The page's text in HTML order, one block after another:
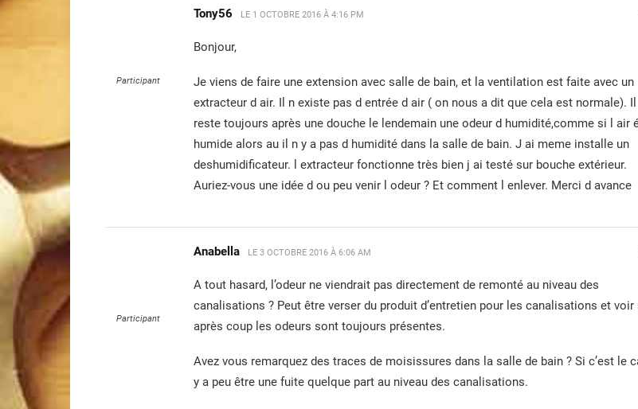
Participant
Tony56 LE 1 OCTOBRE 2016 À 4:16 PM
Bonjour,
Je viens de faire une extension avec salle de bain, et la ventilation est faite avec un
extracteur d air. Il n existe pas d entrée d air ( on nous a dit que cela est normale). Il
reste toujours après une douche le lendemain une odeur d humidité,comme si l air
humide alors au il n y a pas d humidité dans la salle de bain. J ai meme installe un
deshumidificateur. l extracteur fonctionne très bien j ai testé sur bouche extérieur.
Auriez-vous une idée d ou peu venir l odeur ? Et comment l enlever. Merci d avance
Participant
Anabella LE 3 OCTOBRE 2016 À 6:06 AM
A tout hasard, l’odeur ne viendrait pas directement de remonté au niveau des
canalisations ? Peut être verser du produit d’entretien pour les canalisations et voir
après coup les odeurs sont toujours présentes.
Avez vous remarquez des traces de moisissures dans la salle de bain ? Si c’est le
y a peu être une fuite quelque part au niveau des canalisations.